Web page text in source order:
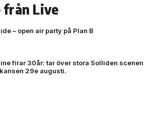
från Live
– open air party på Plan B
firar 30år: tar över stora Solliden scenen
29e augusti.